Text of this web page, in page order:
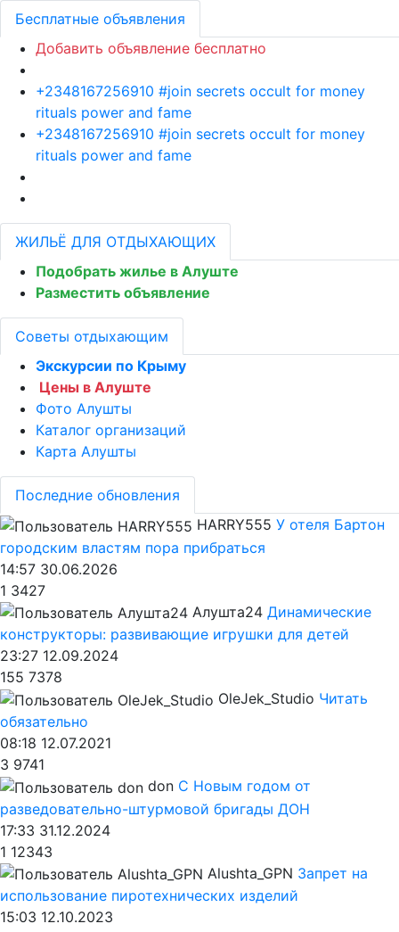
Бесплатные объявления
Добавить объявление бесплатно
+2348167256910 #join secrets occult for money
rituals power and fame
+2348167256910 #join secrets occult for money
rituals power and fame
ЖИЛЬЁ ДЛЯ ОТДЫХАЮЩИХ
Подобрать жилье в Алуште
Разместить объявление
Советы отдыхающим
Экскурсии по Крыму
Цены в Алуште
Фото Алушты
Каталог организаций
Карта Алушты
Последние обновления
HARRY555 У отеля Бартон
городским властям пора прибраться
14:57 30.06.2026
1 3427
Алушта24 Динамические
конструкторы: развивающие игрушки для детей
23:27 12.09.2024
155 7378
OleJek_Studio Читать
обязательно
08:18 12.07.2021
3 9741
don С Новым годом от
разведовательно-штурмовой бригады ДОН
17:33 31.12.2024
1 12343
Alushta_GPN Запрет на
использование пиротехнических изделий
15:03 12.10.2023